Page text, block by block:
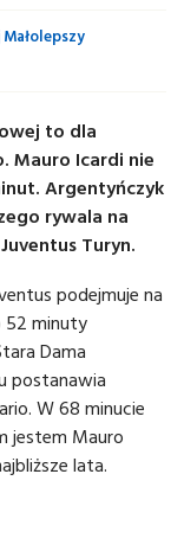
Małolepszy
to dla
Mauro Icardi nie
Argentyńczyk
rywala na
Turyn.
podejmuje na
52 minuty
Dama
postanawia
W 68 minucie
jestem Mauro
lata.